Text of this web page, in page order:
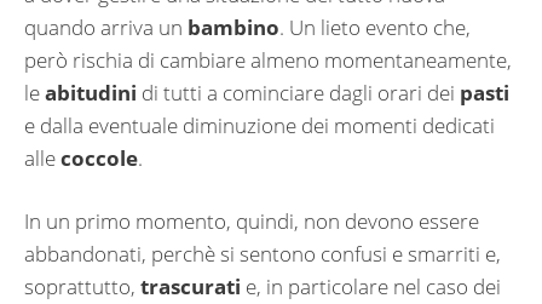
quando arriva un bambino. Un lieto evento che,
però rischia di cambiare almeno momentaneamente,
leabitudini di tutti a cominciare dagli orari dei pasti
e dalla eventuale diminuzione dei momenti dedicati
allecoccole.
In un primo momento, quindi, non devono essere
abbandonati, perchè si sentono confusi e smarriti e,
soprattutto, trascurati e, in particolare nel caso dei